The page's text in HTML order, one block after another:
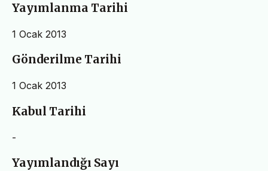
Yayımlanma Tarihi
1 Ocak 2013
Gönderilme Tarihi
1 Ocak 2013
Kabul Tarihi
-
Yayımlandığı Sayı